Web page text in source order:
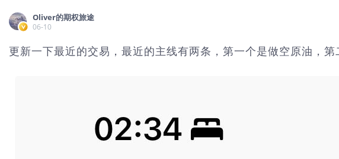
Oliver的期权旅途
06-10
更新一下最近的交易，最近的主线有两条，第一个是做空原油，